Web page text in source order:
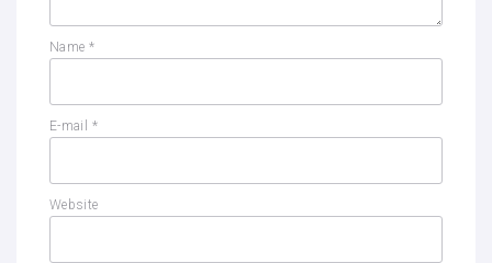
Name *
E-mail *
Website